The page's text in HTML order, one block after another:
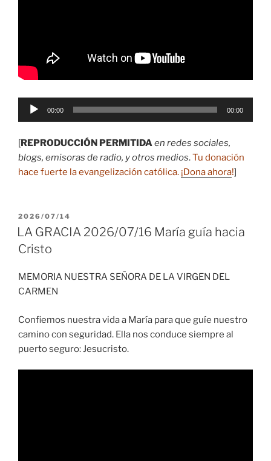
Reproductor
00:00 00:00
[REPRODUCCIÓN PERMITIDAen redes sociales,
blogs, emisoras de radio, y otros medios.Tu donación
hace fuerte la evangelización católica. ¡Dona ahora!]
PUBLICADO
EL
2026/07/14
LA GRACIA 2026/07/16 María guía hacia
Cristo
MEMORIA NUESTRA SEÑORA DE LA VIRGEN DEL
CARMEN
Confiemos nuestra vida a María para que guíe nuestro
camino con seguridad. Ella nos conduce siempre al
puerto seguro: Jesucristo.